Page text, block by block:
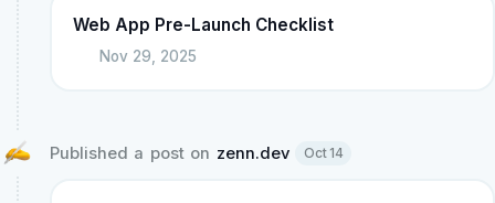
Web App Pre-Launch Checklist
Nov 29, 2025
Published a post on zenn.dev Oct 14